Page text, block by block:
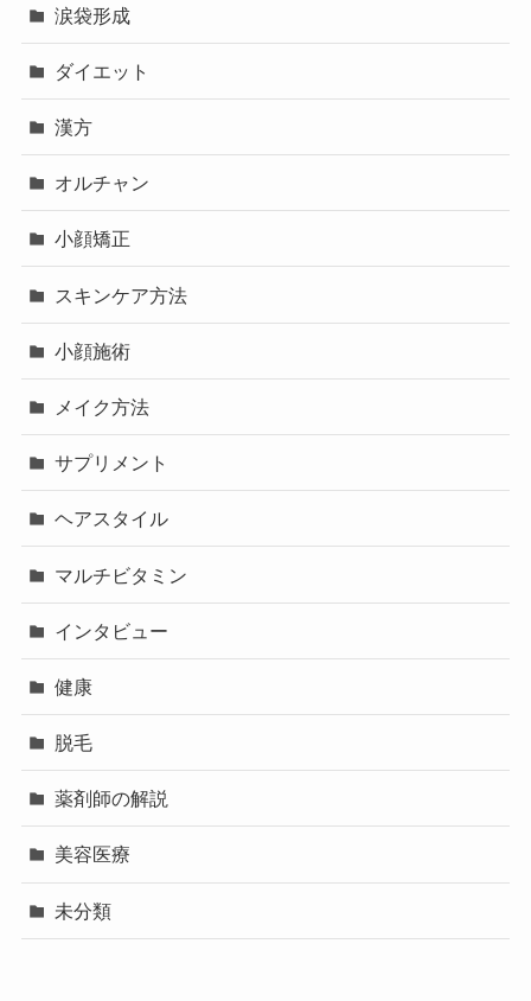
涙袋形成
ダイエット
漢方
オルチャン
小顔矯正
スキンケア方法
小顔施術
メイク方法
サプリメント
ヘアスタイル
マルチビタミン
インタビュー
健康
脱毛
薬剤師の解説
美容医療
未分類